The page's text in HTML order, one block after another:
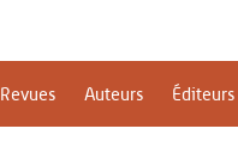
Revues Auteurs Éditeurs